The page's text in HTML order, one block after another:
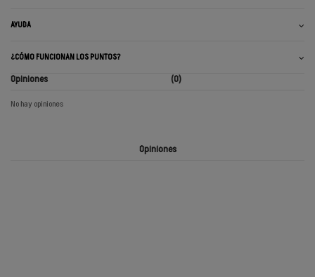
AYUDA
¿CÓMO FUNCIONAN LOS PUNTOS?
Opiniones (0)
No hay opiniones
Opiniones